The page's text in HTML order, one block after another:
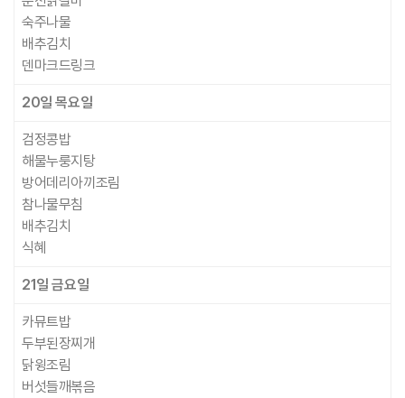
숙주나물
배추김치
덴마크드링크
20일목요일
검정콩밥
해물누룽지탕
방어데리아끼조림
참나물무침
배추김치
식혜
21일금요일
카뮤트밥
두부된장찌개
닭윙조림
버섯들깨볶음